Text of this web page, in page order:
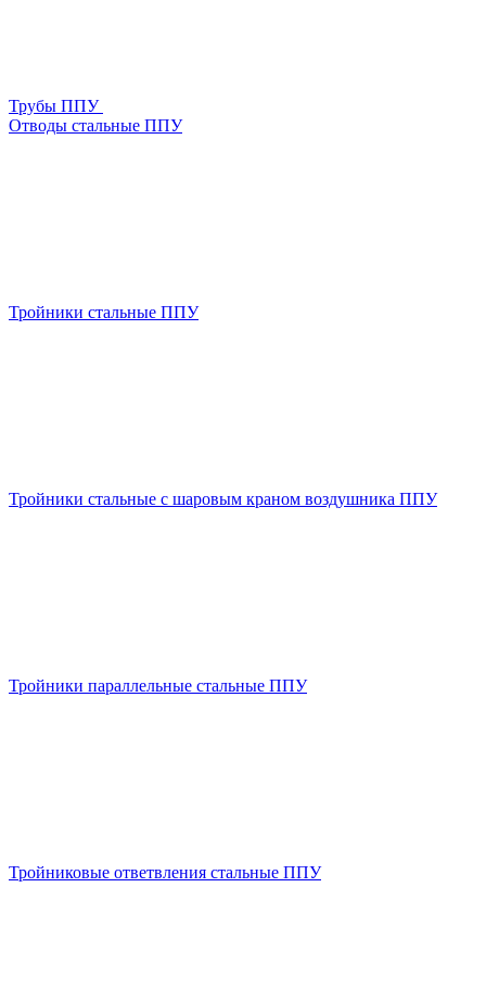
Трубы ППУ
Отводы стальные ППУ
Тройники стальные ППУ
Тройники стальные с шаровым краном воздушника ППУ
Тройники параллельные стальные ППУ
Тройниковые ответвления стальные ППУ